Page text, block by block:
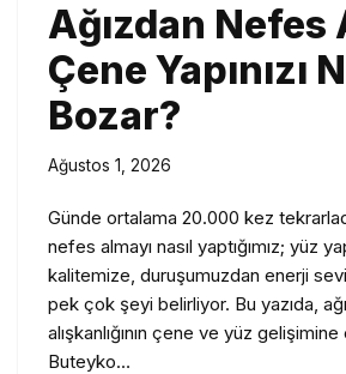
Ağızdan Nefes
Çene Yapınızı
Bozar?
Ağustos 1, 2026
Günde ortalama 20.000 kez
nefes almayı nasıl yaptığımız; yüz
kalitemize, duruşumuzdan enerji
pek çok şeyi belirliyor. Bu yazıda,
alışkanlığının çene ve yüz
Buteyko…